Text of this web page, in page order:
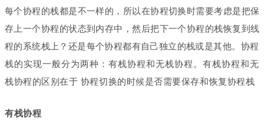
每个协程的栈都是不一样的 ， 所以在协程切换时需要考虑是把保
存上一个协程的状态到内存中 ，然后把下一个协程的栈恢复到线
程的系统栈上？ 还是每个协程都有自己独立的栈或是其他。 协程
栈的实现一般分为两种：有栈协程和无栈协程。有栈协程和无
栈协程的区别在于 协程切换的时候是否需要保存和恢复协程栈
有栈协程